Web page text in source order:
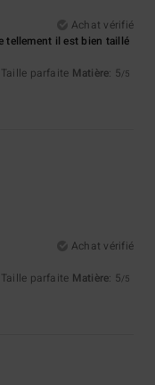
Achat vérifié
tellement il est bien taillé
parfaite Matière: 5/5
Achat vérifié
parfaite Matière: 5/5